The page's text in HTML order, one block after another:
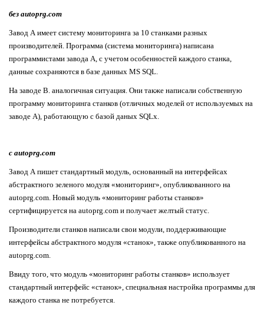
без autoprg.com
Завод А имеет систему мониторинга за 10 станками разных
производителей. Программа (система мониторинга) написана
программистами завода А, с учетом особенностей каждого станка,
данные сохраняются в базе данных MS SQL.
На заводе B. аналогичная ситуация. Они также написали собственную
программу мониторинга станков (отличных моделей от используемых на
заводе А), работающую с базой даных SQLx.
с autoprg.com
Завод А пишет стандартный модуль, основанный на интерфейсах
абстрактного зеленого модуля «мониторинг», опубликованного на
autoprg.com. Новый модуль «мониторинг работы станков»
сертифицируется на autoprg.com и получает желтый статус.
Производители станков написали свои модули, поддерживающие
интерфейсы абстрактного модуля «станок», также опубликованного на
autoprg.com.
Ввиду того, что модуль «мониторинг работы станков» использует
стандартный интерфейс «станок», специальная настройка программы для
каждого станка не потребуется.